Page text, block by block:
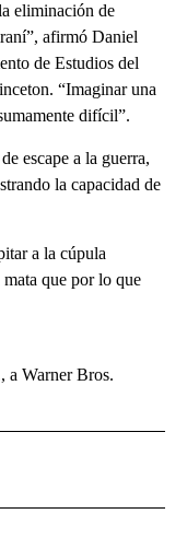
eliminación de
afirmó Daniel
de Estudios del
“Imaginar una
difícil”.
escape a la guerra,
la capacidad de
a la cúpula
que por lo que
Warner Bros.
NOTIFICATIONS ABOUT